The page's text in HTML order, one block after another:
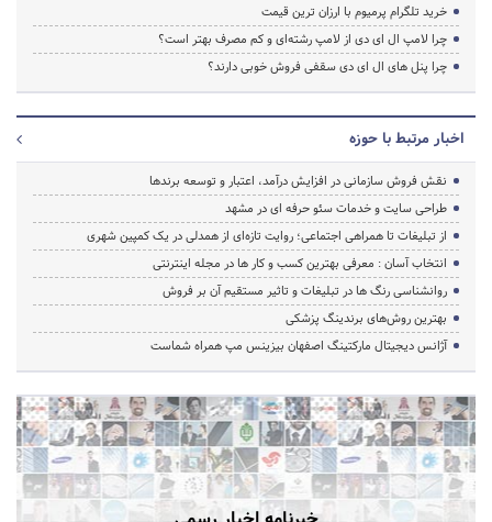
خرید تلگرام پرمیوم با ارزان ترین قیمت
چرا لامپ ال ای دی از لامپ رشته‌ای و کم مصرف بهتر است؟
چرا پنل های ال ای دی سقفی فروش خوبی دارند؟
اخبار مرتبط با حوزه
نقش فروش سازمانی در افزایش درآمد، اعتبار و توسعه برندها
طراحی سایت و خدمات سئو حرفه ای در مشهد
از تبلیغات تا همراهی اجتماعی؛ روایت تازه‌ای از همدلی در یک کمپین شهری
انتخاب آسان : معرفی بهترین کسب و کار ها در مجله اینترنتی
روانشناسی رنگ ها در تبلیغات و تاثیر مستقیم آن بر فروش
بهترین روش‌های برندینگ پزشکی
آژانس دیجیتال مارکتینگ اصفهان بیزینس مپ همراه شماست